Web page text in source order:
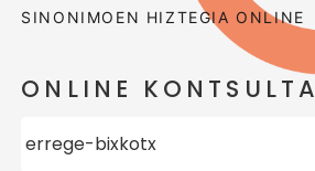
SINONIMOEN HIZTEGIA ONLINE
ONLINE KONTSULTA